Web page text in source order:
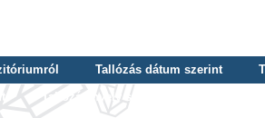
Tallózás dátum szerint
Tallózás nyelv szerint